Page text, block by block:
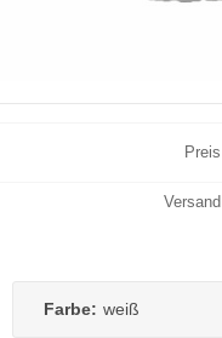
Preis
Versand
Farbe: weiß